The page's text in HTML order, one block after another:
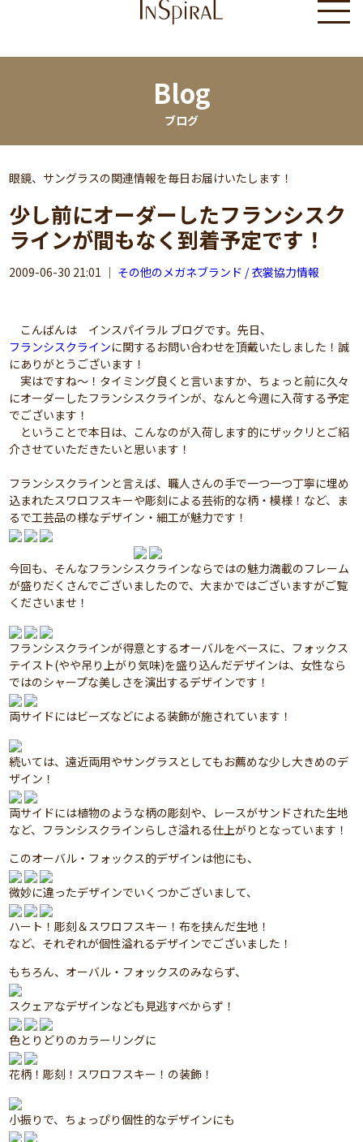
Blog
ブログ
眼鏡、サングラスの関連情報を毎日お届けいたします！
少し前にオーダーしたフランシスク
ラインが間もなく到着予定です！
2009-06-30 21:01 ｜ その他のメガネブランド / 衣裳協力情報
こんばんは インスパイラル ブログです。先日、
フランシスクラインに関するお問い合わせを頂戴いたしました！誠
にありがとうございます！
実はですね～！タイミング良くと言いますか、ちょっと前に久々
にオーダーしたフランシスクラインが、なんと今週に入荷する予定
でございます！
ということで本日は、こんなのが入荷します的にザックリとご紹
介させていただきたいと思います！
フランシスクラインと言えば、職人さんの手で一つ一つ丁寧に埋め
込まれたスワロフスキーや彫刻による芸術的な柄・模様！など、ま
るで工芸品の様なデザイン・細工が魅力です！
今回も、そんなフランシスクラインならではの魅力満載のフレーム
が盛りだくさんでございましたので、大まかではございますがご覧
くださいませ！
フランシスクラインが得意とするオーバルをベースに、フォックス
テイスト(やや吊り上がり気味)を盛り込んだデザインは、女性なら
ではのシャープな美しさを演出するデザインです！
両サイドにはビーズなどによる装飾が施されています！
続いては、遠近両用やサングラスとしてもお薦めな少し大きめのデ
ザイン！
両サイドには植物のような柄の彫刻や、レースがサンドされた生地
など、フランシスクラインらしさ溢れる仕上がりとなっています！
このオーバル・フォックス的デザインは他にも、
微妙に違ったデザインでいくつかございまして、
ハート！彫刻＆スワロフスキー！布を挟んだ生地！
など、それぞれが個性溢れるデザインでございました！
もちろん、オーバル・フォックスのみならず、
スクェアなデザインなども見逃すべからず！
色とりどりのカラーリングに
花柄！彫刻！スワロフスキー！の装飾！
小振りで、ちょっぴり個性的なデザインにも